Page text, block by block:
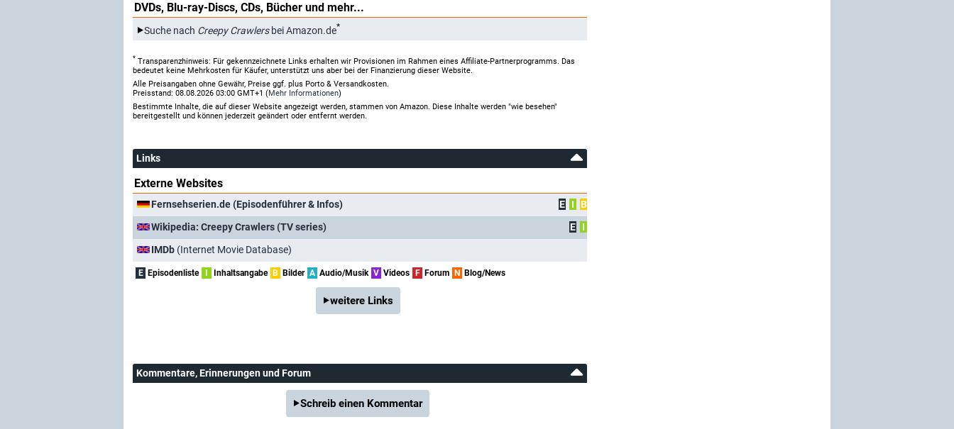
DVDs, Blu-ray-Discs, CDs, Bücher und mehr...
Suche nach Creepy Crawlersbei Amazon.de*
* Transparenzhinweis: Für gekennzeichnete Links erhalten wir Provisionen im Rahmen eines Affiliate-Partnerprogramms. Das
bedeutet keine Mehrkosten für Käufer, unterstützt uns aber bei der Finanzierung dieser Website.
Alle Preisangaben ohne Gewähr, Preise ggf. plus Porto & Versandkosten.
Preisstand: 08.08.2026 03:00 GMT+1 (Mehr Informationen)
Bestimmte Inhalte, die auf dieser Website angezeigt werden, stammen von Amazon. Diese Inhalte werden "wie besehen"
bereitgestellt und können jederzeit geändert oder entfernt werden.
Links
Externe Websites
Fernsehserien.de (Episodenführer & Infos) E I
B
Wikipedia: Creepy Crawlers (TV series)
E
I
IMDb (Internet Movie Database)
E Episodenliste I Inhaltsangabe B Bilder A Audio/Musik V Videos F Forum N Blog/News
weitere Links
Kommentare, Erinnerungen und Forum
Schreib einen Kommentar